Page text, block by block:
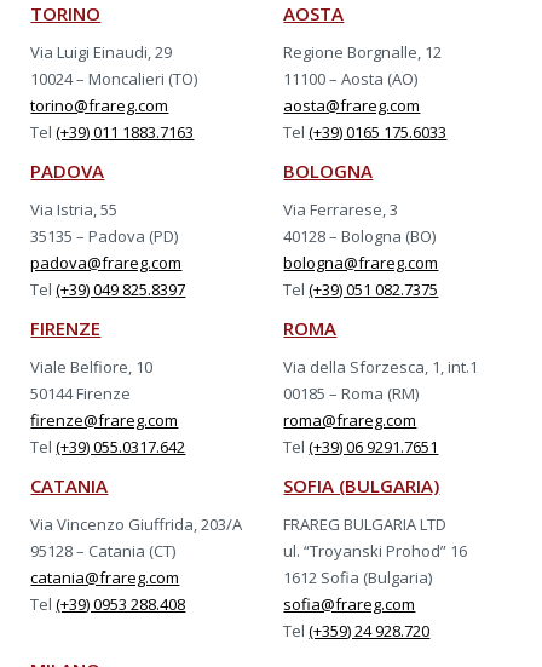
TORINO
Via Luigi Einaudi, 29
10024 – Moncalieri (TO)
torino@frareg.com
Tel(+39) 011 1883.7163
AOSTA
Regione Borgnalle, 12
11100 – Aosta (AO)
aosta@frareg.com
Tel(+39) 0165 175.6033
PADOVA
Via Istria, 55
35135 – Padova (PD)
padova@frareg.com
Tel(+39) 049 825.8397
BOLOGNA
Via Ferrarese, 3
40128 – Bologna (BO)
bologna@frareg.com
Tel(+39) 051 082.7375
FIRENZE
Viale Belfiore, 10
50144 Firenze
firenze@frareg.com
Tel(+39) 055.0317.642
ROMA
Via della Sforzesca, 1, int.1
00185 – Roma (RM)
roma@frareg.com
Tel(+39) 06 9291.7651
CATANIA
Via Vincenzo Giuffrida, 203/A
95128 – Catania (CT)
catania@frareg.com
Tel(+39) 0953 288.408
SOFIA (BULGARIA)
FRAREG BULGARIA LTD
ul. “Troyanski Prohod” 16
1612 Sofia (Bulgaria)
sofia@frareg.com
Tel(+359) 24 928.720